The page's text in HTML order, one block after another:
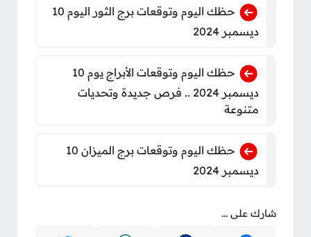
حظك اليوم وتوقعات برج الثور اليوم 10
ديسمبر 2024
حظك اليوم وتوقعات الأبراج يوم 10
ديسمبر 2024 .. فرص جديدة وتحديات
متنوعة
حظك اليوم وتوقعات برج الميزان 10
ديسمبر 2024
شارك على ...